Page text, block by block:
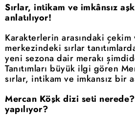
Sırlar, intikam ve imkânsız
anlatılıyor!
Karakterlerin arasındaki
merkezindeki sırlar
yeni sezona dair merakı
Tanıtımları büyük ilgi gören
sırlar, intikam ve imkansız bir
Mercan Köşk dizi seti
yapılıyor?